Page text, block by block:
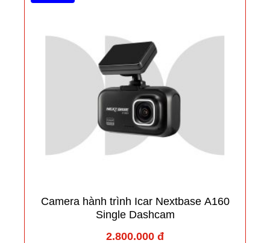
Camera hành trình Icar Nextbase A160
Single Dashcam
2.800.000 đ